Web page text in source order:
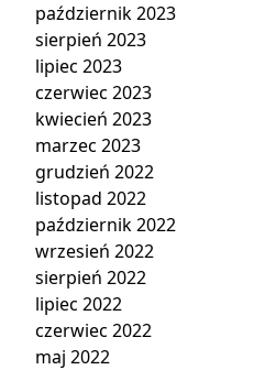
październik 2023
sierpień 2023
lipiec 2023
czerwiec 2023
kwiecień 2023
marzec 2023
grudzień 2022
listopad 2022
październik 2022
wrzesień 2022
sierpień 2022
lipiec 2022
czerwiec 2022
maj 2022